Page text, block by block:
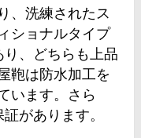
、洗練されたス
ショナルタイプ
、どちらも上品
鞄は防水加工を
います。さら
があります​​。